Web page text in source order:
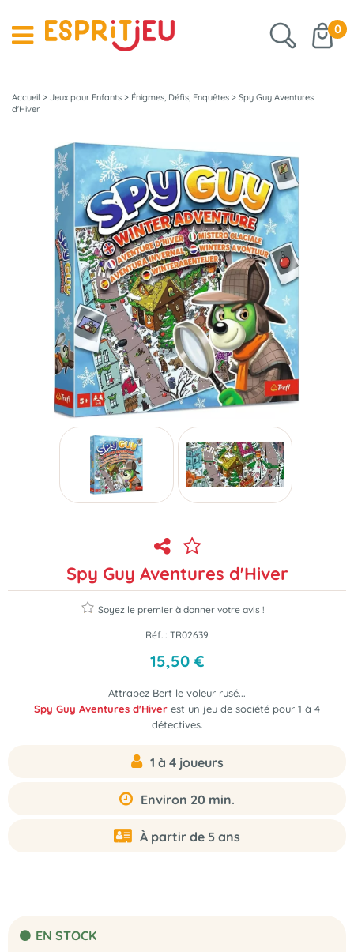
0
Accueil > Jeux pour Enfants > Énigmes, Défis, Enquêtes > Spy Guy Aventures
d'Hiver
Spy Guy Aventures d'Hiver
Soyez le premier à donner votre avis !
Réf. : TR02639
15,50 €
Attrapez Bert le voleur rusé...
Spy Guy Aventures d'Hiver est un jeu de société pour 1 à 4
détectives.
1 à 4 joueurs
Environ 20 min.
À partir de 5 ans
EN STOCK